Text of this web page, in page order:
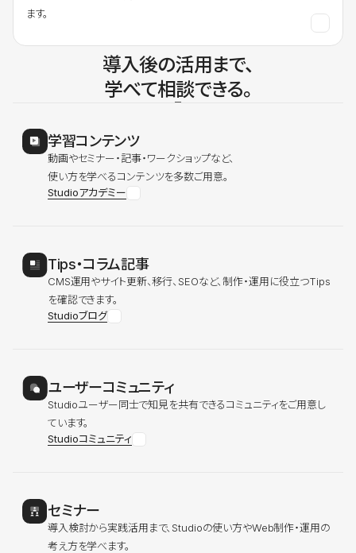
ます。
導入後の活用まで、
学べて相談できる。
学習コンテンツ
動画やセミナー・記事・ワークショップなど、
使い方を学べるコンテンツを多数ご用意。
Studioアカデミー
Tips・コラム記事
CMS運用やサイト更新、移行、SEOなど、制作・運用に役立つTips
を確認できます。
Studioブログ
ユーザーコミュニティ
Studioユーザー同士で知見を共有できるコミュニティをご用意し
ています。
Studioコミュニティ
セミナー
導入検討から実践活用まで、Studioの使い方やWeb制作・運用の
考え方を学べます。